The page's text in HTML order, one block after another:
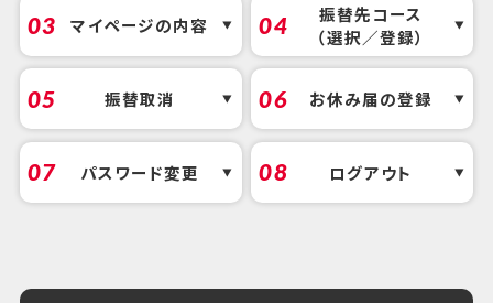
03 マイページの内容 04
振替先コース
（選択／登録）
05 振替取消 06 お休み届の登録
07 パスワード変更 08 ログアウト